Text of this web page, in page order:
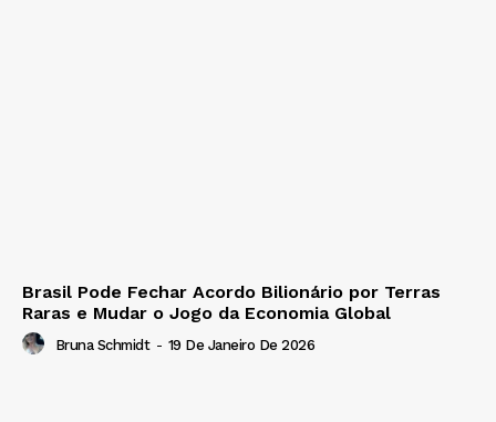
Brasil Pode Fechar Acordo Bilionário por Terras
Raras e Mudar o Jogo da Economia Global
Bruna Schmidt - 19 De Janeiro De 2026